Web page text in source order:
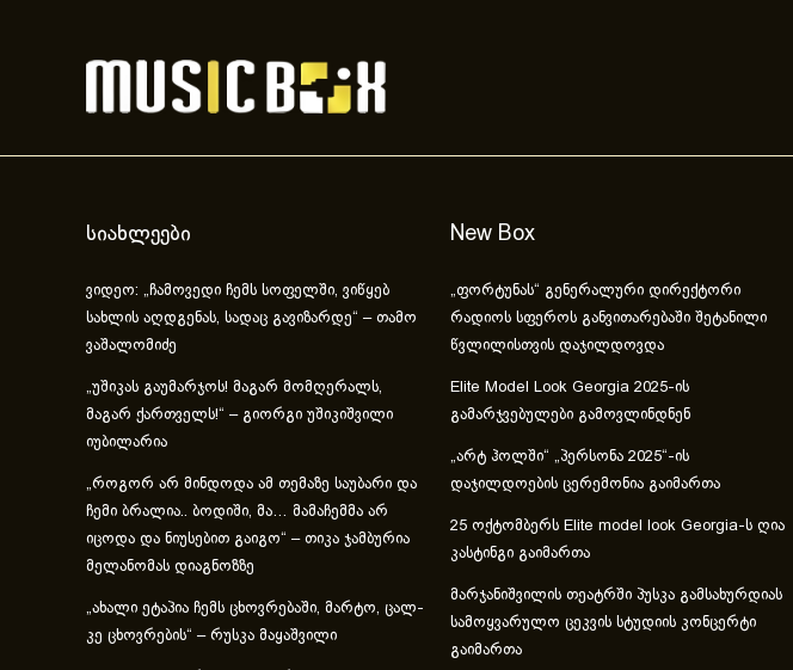
სიახლეები
ვიდეო: „ჩამოვედი ჩემს სოფელში, ვიწყებ
სახლის აღდგენას, სადაც გავიზარდე“ – თამო
ვაშალომიძე
„უშიკას გაუმარჯოს! მაგარ მომღერალს,
მაგარ ქართველს!“ – გიორგი უშიკიშვილი
იუბილარია
„როგორ არ მინდოდა ამ თემაზე საუბარი და
ჩემი ბრალია.. ბოდიში, მა… მამაჩემმა არ
იცოდა და ნიუსებით გაიგო“ – თიკა ჯამბურია
მელანომას დიაგნოზზე
„ახა­ლი ეტა­პია ჩემს ცხოვ­რე­ბა­ში, მარ­ტო, ცალ­
კე ცხოვ­რე­ბის“ – რუსკა მაყაშვილი
New Box
„ფორტუნას“ გენერალური დირექტორი
რადიოს სფეროს განვითარებაში შეტანილი
წვლილისთვის დაჯილდოვდა
Elite Model Look Georgia 2025-ის
გამარჯვებულები გამოვლინდნენ
„არტ ჰოლში“ „პერსონა 2025“-ის
დაჯილდოების ცერემონია გაიმართა
25 ოქტომბერს Elite model look Georgia-ს ღია
კასტინგი გაიმართა
მარჯანიშვილის თეატრში პუსკა გამსახურდიას
სამოყვარულო ცეკვის სტუდიის კონცერტი
გაიმართა